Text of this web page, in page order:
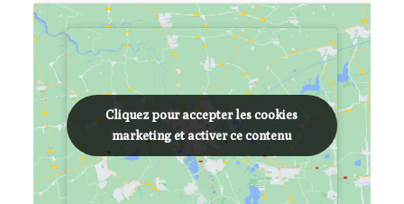
Cliquez pour accepter les cookies
marketing et activer ce contenu
Cliquez pour accepter les cookies
marketing et activer ce contenu